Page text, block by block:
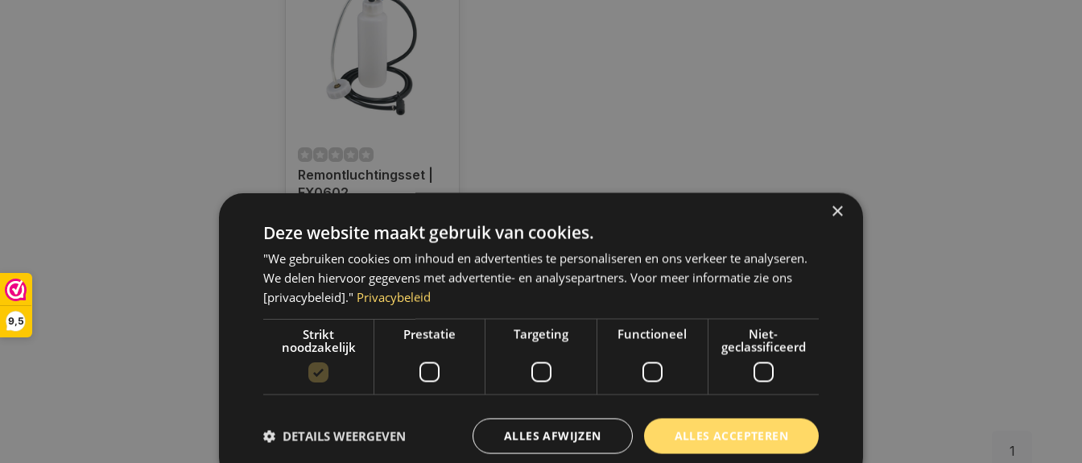
9,5
Remontluchtingsset |
FX0602
Op werkdagen voor 14.00
uur besteld, dezelfde dag
verzonden. Boven de 50,-
gratis verzending. (NL &
BE)
€42,75
Vergelijk
1
×
Deze website maakt gebruik van cookies.
"We gebruiken cookies om inhoud en advertenties te personaliseren en ons verkeer te analyseren.
We delen hiervoor gegevens met advertentie- en analysepartners. Voor meer informatie zie ons
[privacybeleid]." Privacybeleid
Strikt
noodzakelijk
Prestatie Targeting Functioneel
Niet-
geclassificeerd
ALLES ACCEPTEREN
ALLES AFWIJZEN
DETAILS WEERGEVEN